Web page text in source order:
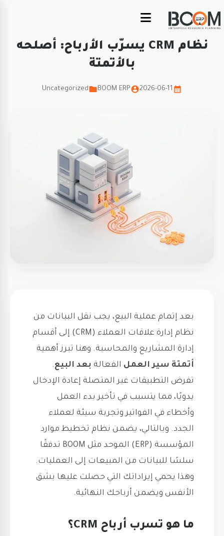
نظام CRM يسرّب الأرباح: أصلحه
بالأتمتة
2026-06-11
BOOM ERP
Uncategorized
بعد إتمام عملية البيع، يجب نقل البيانات من
نظام إدارة علاقات العملاء (CRM) إلى أقسام
إدارة المشاريع والمحاسبة. وهنا تبرز أهمية
أتمتة سير العمل الفعالة بعد البيع.
تفرض التطبيقات غير المتصلة إعادة الإدخال
يدويًا، مما يتسبب في تأخير بدء العمل
وأخطاء في الفواتير وتجربة سيئة لعملاء
الجدد. وبالتالي، يضمن نظام تخطيط موارد
المؤسسة (ERP) الموحد مثل BOOM تدفقًا
سلسًا للبيانات من المبيعات إلى العمليات.
وهذا يحمي إيراداتك التي حصلت عليها بشق
الأنفس ويضمن أرباحك النهائية.
ما هو تسرب أرباح CRM؟